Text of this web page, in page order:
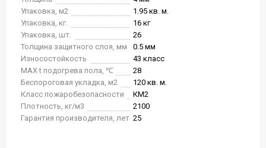
Упаковка, м2
1.95 кв. м.
Упаковка, кг.
16 кг
Упаковка, шт.
26
Толщина защитного слоя, мм
0.5 мм
Износостойкость
43 класс
MAX t подогрева пола, ℃
28
Беспороговая укладка, м2
120 кв. м.
Класс пожаробезопасности
КМ2
Плотность, кг/м3
2100
Гарантия производителя, лет 25